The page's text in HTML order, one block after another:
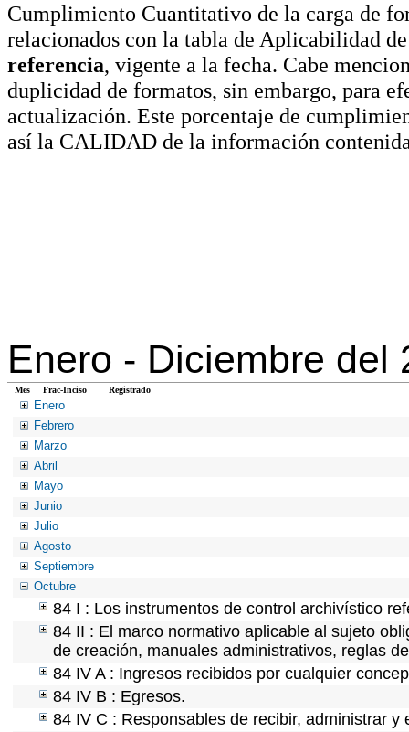
Cumplimiento Cuantitativo de la carga de
relacionados con la tabla de Aplicabilidad
referencia, vigente a la fecha. Cabe
duplicidad de formatos, sin embargo, para
actualización. Este porcentaje de
así la CALIDAD de la información
Enero - Diciembre del
Mes Frac-Inciso Registrado
Enero
Febrero
Marzo
Abril
Mayo
Junio
Julio
Agosto
Septiembre
Octubre
84 I : Los instrumentos de control archivístico
84 II : El marco normativo aplicable al sujeto
de creación, manuales administrativos, reglas
84 IV A : Ingresos recibidos por cualquier
84 IV B : Egresos.
84 IV C : Responsables de recibir, administrar y